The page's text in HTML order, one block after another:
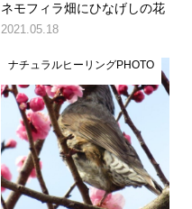
ネモフィラ畑にひなげしの花
2021.05.18
ナチュラルヒーリングPHOTO